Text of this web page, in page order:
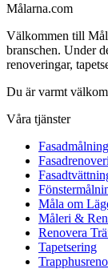
Målarna.com
Välkommen till
branschen. Under
renoveringar,
Du är varmt
Våra tjänster
Fasadmålning
Måla om
Måleri &
Renovera
Tapetsering